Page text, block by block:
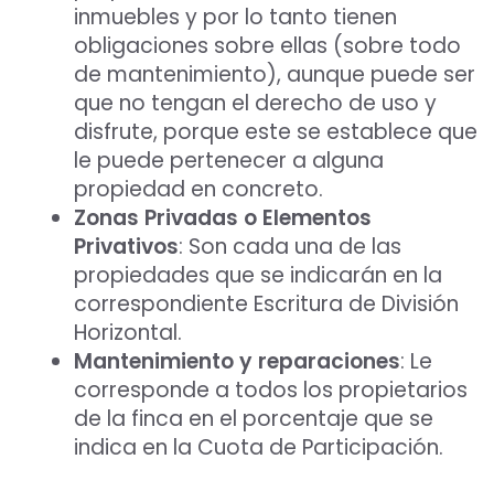
inmuebles y por lo tanto tienen
obligaciones sobre ellas (sobre todo
de mantenimiento), aunque puede ser
que no tengan el derecho de uso y
disfrute, porque este se establece que
le puede pertenecer a alguna
propiedad en concreto.
Zonas Privadas o Elementos
Privativos: Son cada una de las
propiedades que se indicarán en la
correspondiente Escritura de División
Horizontal.
Mantenimiento y reparaciones: Le
corresponde a todos los propietarios
de la finca en el porcentaje que se
indica en la Cuota de Participación.